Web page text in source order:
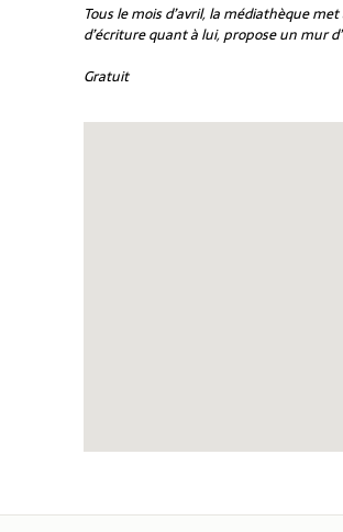
Tous le mois d’avril, la médiathèque
d’écriture quant à lui, propose un mur
Gratuit